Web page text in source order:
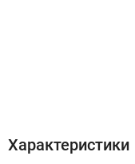
Характеристики